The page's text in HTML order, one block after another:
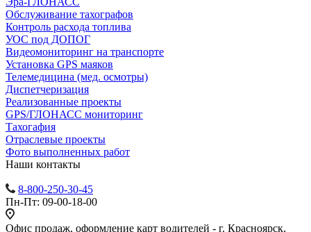
Обслуживание тахографов
Контроль расхода топлива
УОС под ДОПОГ
Видеомониторинг на транспорте
Установка GPS маяков
Телемедицина (мед. осмотры)
Диспетчеризация
Реализованные проекты
GPS/ГЛОНАСС мониторинг
Тахогафия
Отраслевые проекты
Фото выполненных работ
Наши контакты
8-800-250-30-45
Пн-Пт: 09-00-18-00
Офис продаж, оформление карт водителей - г. Красноярск,